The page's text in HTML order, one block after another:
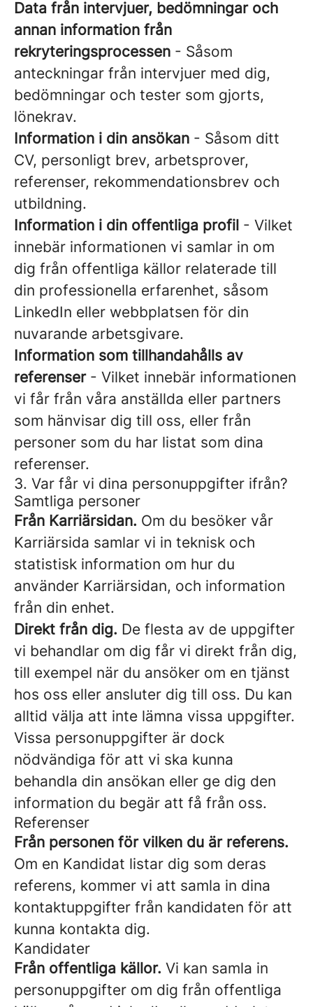
Data från intervjuer, bedömningar och
annan information från
rekryteringsprocessen - Såsom
anteckningar från intervjuer med dig,
bedömningar och tester som gjorts,
lönekrav.
Information i din ansökan - Såsom ditt
CV, personligt brev, arbetsprover,
referenser, rekommendationsbrev och
utbildning.
Information i din offentliga profil - Vilket
innebär informationen vi samlar in om
dig från offentliga källor relaterade till
din professionella erfarenhet, såsom
LinkedIn eller webbplatsen för din
nuvarande arbetsgivare.
Information som tillhandahålls av
referenser- Vilket innebär informationen
vi får från våra anställda eller partners
som hänvisar dig till oss, eller från
personer som du har listat som dina
referenser.
3. Var får vi dina personuppgifter ifrån?
Samtliga personer
Från Karriärsidan. Om du besöker vår
Karriärsida samlar vi in teknisk och
statistisk information om hur du
använder Karriärsidan, och information
från din enhet.
Direkt från dig. De flesta av de uppgifter
vi behandlar om dig får vi direkt från dig,
till exempel när du ansöker om en tjänst
hos oss eller ansluter dig till oss. Du kan
alltid välja att inte lämna vissa uppgifter.
Vissa personuppgifter är dock
nödvändiga för att vi ska kunna
behandla din ansökan eller ge dig den
information du begär att få från oss.
Referenser
Från personen för vilken du är referens.
Om en Kandidat listar dig som deras
referens, kommer vi att samla in dina
kontaktuppgifter från kandidaten för att
kunna kontakta dig.
Kandidater
Från offentliga källor. Vi kan samla in
personuppgifter om dig från offentliga